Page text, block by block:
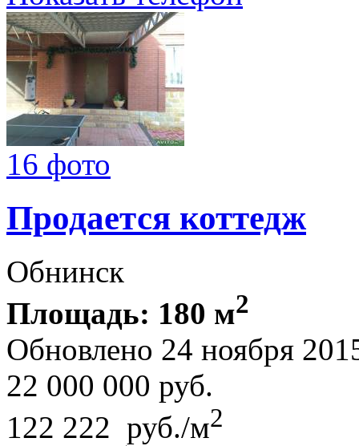
16 фото
Продается коттедж
Обнинск
Площадь: 180 м2
Обновлено 24 ноября
22 000 000 руб.
122 222 руб./м2